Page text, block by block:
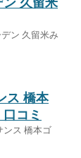
ン 久留米
ン 久留米み
ス 橋本
コミ
ンス 橋本ゴ